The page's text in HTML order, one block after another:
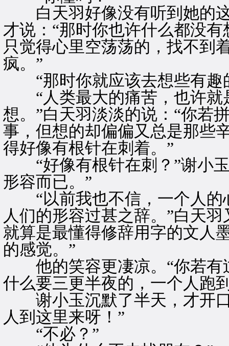
白天羽好像没有听到她的这
才说：“那时你也许什么都没
只觉得心里空荡荡的，找不到
疯。”
“那时你就应该去想些有趣
“人类最大的痛苦，也许就
想。”白天羽淡淡的说：“你若
事，但想的却偏偏又总是那些
得好像有根针在刺着。”
“好像有根针在刺？”谢小玉
形容而已。”
“以前我也不信，一个人的
人们的形容过甚之辞。”白天
就算是最懂得修辞用字的文人
的感觉。”
他的笑容更凄凉。“你若有
什么要三更半夜的，一个人跑
谢小玉沉默了半天，才开口
人到这里来呀！”
“不必？”